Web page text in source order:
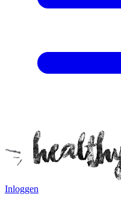
Inloggen